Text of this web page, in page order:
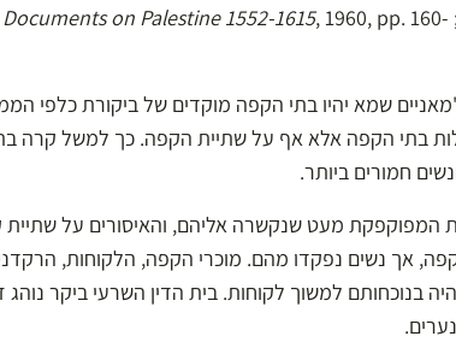
on Palestine 1552-1615, 1960, pp. 160-
שמא יהיו בתי הקפה מוקדים של ביקורת כלפי
בתי הקפה אלא אף על שתיית הקפה. כך למשל קרה
מעט שנקשרה אליהם, והאיסורים על שתיית
אך נשים נפקדו מהם. מוכרי הקפה, הלקוחות,
בנוכחותם למשוך לקוחות. בית הדין השרעי ביקר